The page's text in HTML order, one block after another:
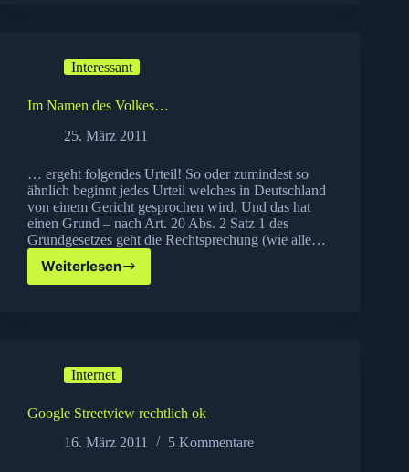
Interessant
Im Namen des Volkes…
25. März 2011
… ergeht folgendes Urteil! So oder zumindest so
ähnlich beginnt jedes Urteil welches in Deutschland
von einem Gericht gesprochen wird. Und das hat
einen Grund – nach Art. 20 Abs. 2 Satz 1 des
Grundgesetzes geht die Rechtsprechung (wie alle…
Weiterlesen
Im
Namen
Internet
Google Streetview rechtlich ok
16. März 2011
5 Kommentare